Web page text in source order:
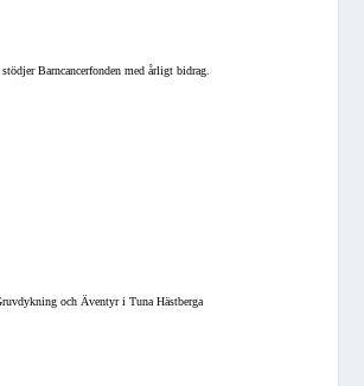
Barncancerfonden med årligt bidrag.
och Äventyr i Tuna Hästberga